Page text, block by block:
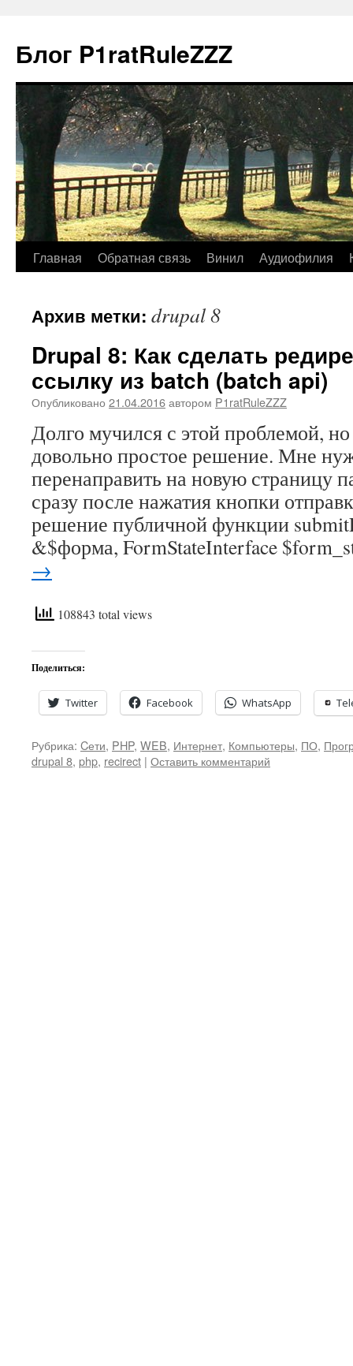
Блог P1ratRuleZZZ
Главная Обратная связь Винил Аудиофилия
Архив метки: drupal 8
Drupal 8: Как сделать
ссылку из batch (batch api)
Опубликовано 21.04.2016автором P1ratRuleZZZ
Долго мучился с этой проблемой,
довольно простое решение. Мне
перенаправить на новую страницу
сразу после нажатия кнопки
решение публичной функции
&$форма, FormStateInterface
→
108843 total views
Поделиться:
Twitter Facebook WhatsApp
Рубрика: Cети, PHP, WEB, Интернет, Компьютеры, ПО,
drupal 8, php, recirect | Оставить комментарий